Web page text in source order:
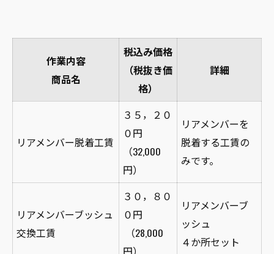
作業内容
商品名
税込み価格
（税抜き価
格）
詳細
リアメンバー脱着工賃
３５，２０
０円
（32,000
円）
リアメンバーを
脱着する工賃の
みです。
リアメンバーブッシュ
交換工賃
３０，８０
０円
（28,000
円）
リアメンバーブ
ッシュ
４か所セット